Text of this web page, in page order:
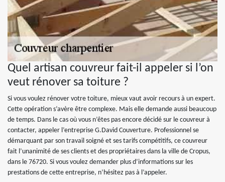
Quel artisan couvreur fait-il appeler si l’on
veut rénover sa toiture ?
Si vous voulez rénover votre toiture, mieux vaut avoir recours à un expert.
Cette opération s’avère être complexe. Mais elle demande aussi beaucoup
de temps. Dans le cas où vous n’êtes pas encore décidé sur le couvreur à
contacter, appeler l’entreprise G.David Couverture. Professionnel se
démarquant par son travail soigné et ses tarifs compétitifs, ce couvreur
fait l’unanimité de ses clients et des propriétaires dans la ville de Cropus,
dans le 76720. Si vous voulez demander plus d’informations sur les
prestations de cette entreprise, n’hésitez pas à l’appeler.